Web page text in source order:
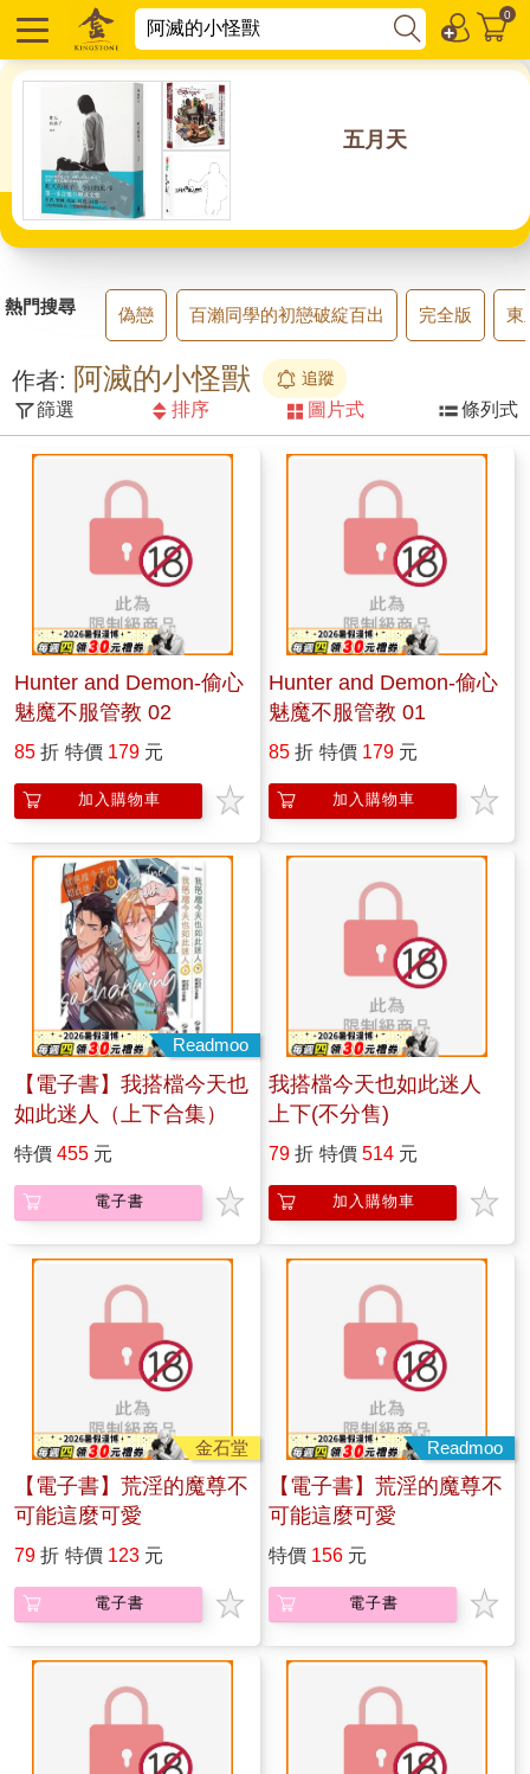
0
五月天
熱門搜尋 偽戀 百瀨同學的初戀破綻百出 完全版 東
作者: 阿滅的小怪獸 追蹤
篩選 排序 圖片式 條列式
Hunter and Demon-偷心
魅魔不服管教 02
85 折 特價 179 元
加入購物車
Hunter and Demon-偷心
魅魔不服管教 01
85 折 特價 179 元
加入購物車
Readmoo
【電子書】我搭檔今天也
如此迷人（上下合集）
特價 455 元
電子書
我搭檔今天也如此迷人
上下(不分售)
79 折 特價 514 元
加入購物車
金石堂
【電子書】荒淫的魔尊不
可能這麼可愛
79 折 特價 123 元
電子書
Readmoo
【電子書】荒淫的魔尊不
可能這麼可愛
特價 156 元
電子書